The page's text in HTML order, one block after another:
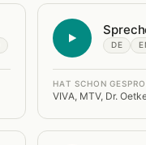
DE
HAT SCHON
VIVA, MTV, Dr.